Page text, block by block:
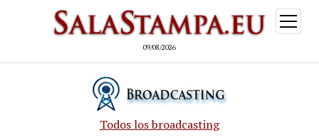
09/08/2026
open
menu
Todos los broadcasting